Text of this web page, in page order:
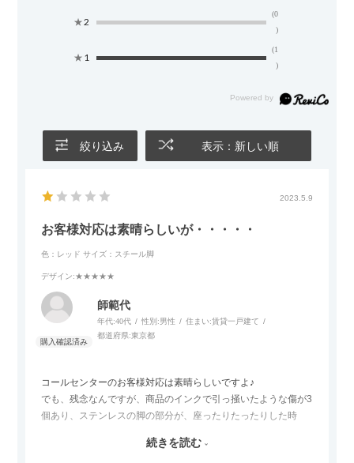
★2
(0
)
★ 1
(1
)
絞り込み 表示：新しい順
2023.5.9
お客様対応は素晴らしいが・・・・・
色：レッド サイズ：スチール脚
デザイン:★★★★★
師範代
年代:40代 性別:男性 住まい:賃貸一戸建て
都道府県:東京都
コールセンターのお客様対応は素晴らしいですよ♪
でも、残念なんですが、商品のインクで引っ掻いたような傷が3
個あり、ステンレスの脚の部分が、座ったりたったりした時
同じ症状が発生するのがね。続きを読む